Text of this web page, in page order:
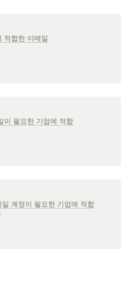
적합한 이메일
이 필요한 기업에 적합
계정이 필요한 기업에 적합